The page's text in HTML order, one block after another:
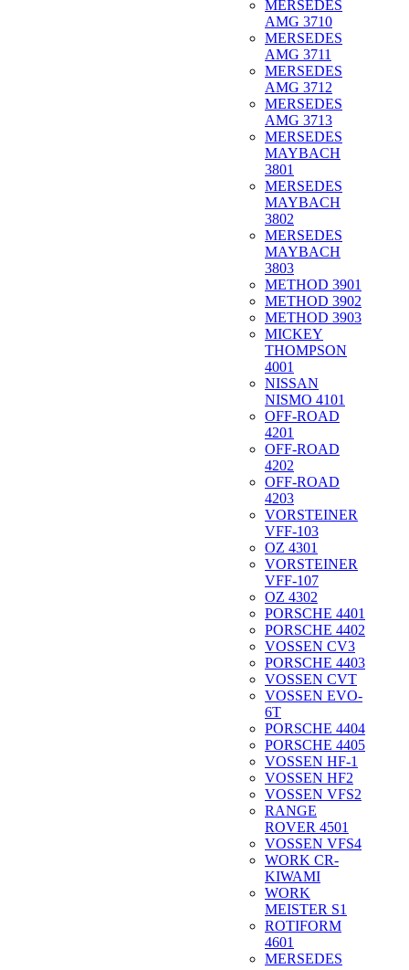
MERSEDES
AMG 3710
MERSEDES
AMG 3711
MERSEDES
AMG 3712
MERSEDES
AMG 3713
MERSEDES
MAYBACH
3801
MERSEDES
MAYBACH
3802
MERSEDES
MAYBACH
3803
METHOD 3901
METHOD 3902
METHOD 3903
MICKEY
THOMPSON
4001
NISSAN
NISMO 4101
OFF-ROAD
4201
OFF-ROAD
4202
OFF-ROAD
4203
VORSTEINER
VFF-103
OZ 4301
VORSTEINER
VFF-107
OZ 4302
PORSCHE 4401
PORSCHE 4402
VOSSEN CV3
PORSCHE 4403
VOSSEN CVT
VOSSEN EVO-
6T
PORSCHE 4404
PORSCHE 4405
VOSSEN HF-1
VOSSEN HF2
VOSSEN VFS2
RANGE
ROVER 4501
VOSSEN VFS4
WORK CR-
KIWAMI
WORK
MEISTER S1
ROTIFORM
4601
MERSEDES